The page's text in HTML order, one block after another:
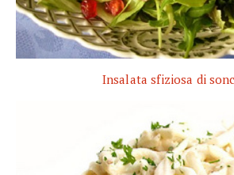
Insalata sfiziosa di